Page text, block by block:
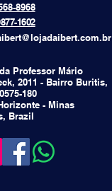
8968
1602
Professor Mário
2011 - Bairro Buritis,
180
- Minas
Brazil